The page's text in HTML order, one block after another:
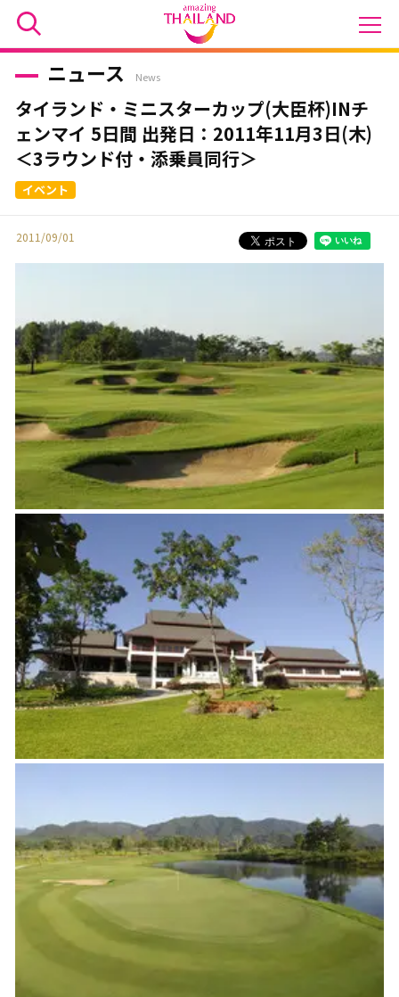
ニュース News
タイランド・ミニスターカップ(大臣杯)INチ
ェンマイ 5日間 出発日：2011年11月3日(木)
＜3ラウンド付・添乗員同行＞
2011/09/01